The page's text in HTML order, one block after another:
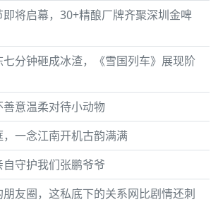
将启幕，30+精酿厂牌齐聚深圳金啤
分钟砸成冰渣，《雪国列车》展现阶
意温柔对待小动物
一念江南开机古韵满满
守护我们张鹏爷爷
友圈，这私底下的关系网比剧情还刺